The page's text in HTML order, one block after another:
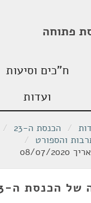
פתוחה
ח"כים וסיעות
ועדות
/ הכנסת ה-23
/
והספורט /
2020